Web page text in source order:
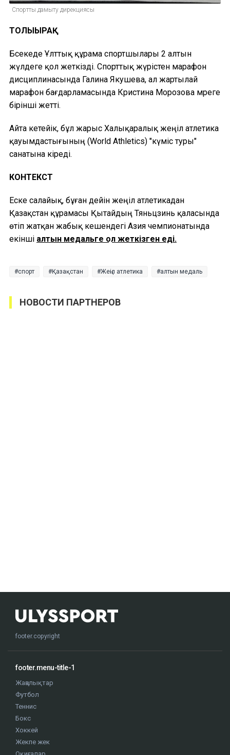
Спортты дамыту дирекциясы
ТОЛЫҒЫРАҚ
Бәсекеде Ұлттық құрама спортшылары 2 алтын
жүлдеге қол жеткізді. Спорттық жүрістен марафон
дисциплинасында Галина Якушева, ал жартылай
марафон бағдарламасында Кристина Морозова мәреге
бірінші жетті.
Айта кетейік, бұл жарыс Халықаралық жеңіл атлетика
қауымдастығының (World Athletics) "күміс туры"
санатына кіреді.
КОНТЕКСТ
Еске салайық, бұған дейін жеңіл атлетикадан
Қазақстан құрамасы Қытайдың Тяньцзинь қаласында
өтіп жатқан жабық кешендегі Азия чемпионатында
екінші алтын медальге қол жеткізген еді.
спорт Қазақстан Жеңіл атлетика алтын медаль
НОВОСТИ ПАРТНЕРОВ
footer.copyright
footer.menu-title-1
Жаңалықтар
Футбол
Теннис
Бокс
Хоккей
Жекпе жек